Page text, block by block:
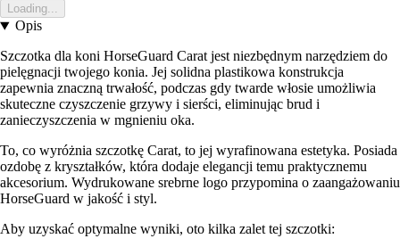
Loading...
Opis
Szczotka dla koni HorseGuard Carat jest niezbędnym narzędziem do
pielęgnacji twojego konia. Jej solidna plastikowa konstrukcja
zapewnia znaczną trwałość, podczas gdy twarde włosie umożliwia
skuteczne czyszczenie grzywy i sierści, eliminując brud i
zanieczyszczenia w mgnieniu oka.
To, co wyróżnia szczotkę Carat, to jej wyrafinowana estetyka. Posiada
ozdobę z kryształków, która dodaje elegancji temu praktycznemu
akcesorium. Wydrukowane srebrne logo przypomina o zaangażowaniu
HorseGuard w jakość i styl.
Aby uzyskać optymalne wyniki, oto kilka zalet tej szczotki: